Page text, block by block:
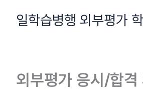
일학습병행 외부평가
외부평가 응시/합격